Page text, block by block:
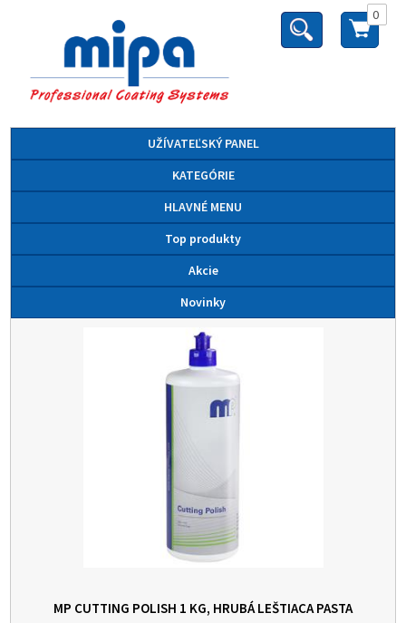
0
UŽÍVATEĽSKÝ PANEL
KATEGÓRIE
HLAVNÉ MENU
Top produkty
Akcie
Novinky
MP CUTTING POLISH 1 KG, HRUBÁ LEŠTIACA PASTA